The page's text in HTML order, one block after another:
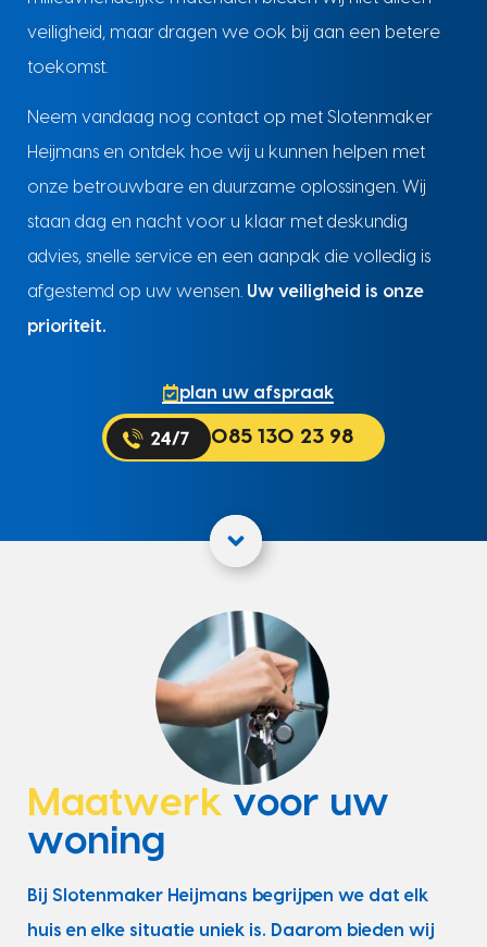
veiligheid, maar dragen we ook bij aan een betere
toekomst.
Neem vandaag nog contact op met Slotenmaker
Heijmans en ontdek hoe wij u kunnen helpen met
onze betrouwbare en duurzame oplossingen. Wij
staan dag en nacht voor u klaar met deskundig
advies, snelle service en een aanpak die volledig is
afgestemd op uw wensen. Uw veiligheid is onze
prioriteit.
plan uw afspraak
085 130 23 98
Maatwerk voor uw
woning
Bij Slotenmaker Heijmans begrijpen we dat elk
huis en elke situatie uniek is. Daarom bieden wij